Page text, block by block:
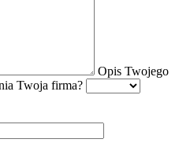
Opis Twojego
Twoja firma?